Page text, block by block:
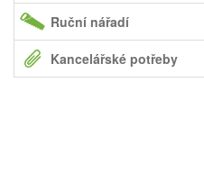
Ruční nářadí
Kancelářské potřeby